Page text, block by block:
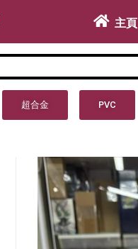
主頁
超合金 PVC